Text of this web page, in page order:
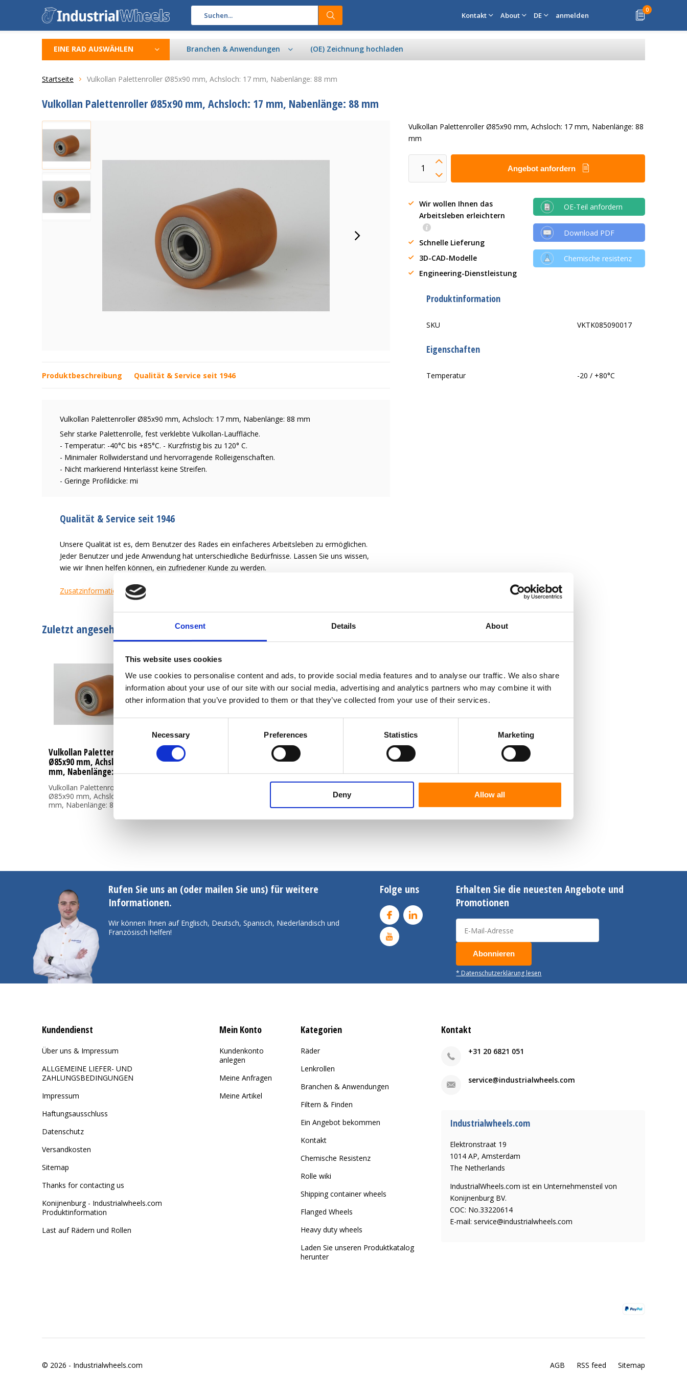
Consent Details About
This website uses cookies
We use cookies to personalise content and ads, to provide social media features and to analyse our traffic. We also share
information about your use of our site with our social media, advertising and analytics partners who may combine it with
other information that you’ve provided to them or that they’ve collected from your use of their services.
Consent
Necessary Preferences Statistics Marketing
Deny Allow all
Kontakt About DE anmelden
0
EINE RAD AUSWÄHLEN Branchen & Anwendungen (OE) Zeichnung hochladen
Startseite Vulkollan Palettenroller Ø85x90 mm, Achsloch: 17 mm, Nabenlänge: 88 mm
Vulkollan Palettenroller Ø85x90 mm, Achsloch: 17 mm, Nabenlänge: 88 mm
Produktbeschreibung Qualität & Service seit 1946
Vulkollan Palettenroller Ø85x90 mm, Achsloch: 17 mm, Nabenlänge: 88 mm
Sehr starke Palettenrolle, fest verklebte Vulkollan-Lauffläche.
- Temperatur: -40°C bis +85°C. - Kurzfristig bis zu 120° C.
- Minimaler Rollwiderstand und hervorragende Rolleigenschaften.
- Nicht markierend Hinterlässt keine Streifen.
- Geringe Profildicke: mi
Qualität & Service seit 1946
Unsere Qualität ist es, dem Benutzer des Rades ein einfacheres Arbeitsleben zu ermöglichen.
Jeder Benutzer und jede Anwendung hat unterschiedliche Bedürfnisse. Lassen Sie uns wissen,
wie wir Ihnen helfen können, ein zufriedener Kunde zu werden.
Zusatzinformation
Vulkollan Palettenroller Ø85x90 mm, Achsloch: 17 mm, Nabenlänge: 88
mm
Angebot anfordern
Wir wollen Ihnen das
Arbeitsleben erleichtern
Schnelle Lieferung
3D-CAD-Modelle
Engineering-Dienstleistung
OE-Teil anfordern
Download PDF
Chemische resistenz
Produktinformation
SKU VKTK085090017
Eigenschaften
Temperatur -20 / +80°C
Zuletzt angesehen
Vulkollan Palettenroller
Ø85x90 mm, Achsloch: 17
mm, Nabenlänge: 88 mm
Vulkollan Palettenroller
Ø85x90 mm, Achsloch: 17
mm, Nabenlänge: 88 mm
Rufen Sie uns an (oder mailen Sie uns) für weitere
Informationen.
Wir können Ihnen auf Englisch, Deutsch, Spanisch, Niederländisch und
Französisch helfen!
Folge uns
Erhalten Sie die neuesten Angebote und
Promotionen
Abonnieren
* Datenschutzerklärung lesen
Kundendienst
Über uns & Impressum
ALLGEMEINE LIEFER- UND
ZAHLUNGSBEDINGUNGEN
Impressum
Haftungsausschluss
Datenschutz
Versandkosten
Sitemap
Thanks for contacting us
Konijnenburg - Industrialwheels.com
Produktinformation
Last auf Rädern und Rollen
Mein Konto
Kundenkonto
anlegen
Meine Anfragen
Meine Artikel
Kategorien
Räder
Lenkrollen
Branchen & Anwendungen
Filtern & Finden
Ein Angebot bekommen
Kontakt
Chemische Resistenz
Rolle wiki
Shipping container wheels
Flanged Wheels
Heavy duty wheels
Laden Sie unseren Produktkatalog
herunter
Kontakt
+31 20 6821 051
service@industrialwheels.com
Industrialwheels.com
Elektronstraat 19
1014 AP, Amsterdam
The Netherlands
IndustrialWheels.com ist ein Unternehmensteil von
Konijnenburg BV.
COC: No.33220614
E-mail:service@industrialwheels.com
© 2026 - Industrialwheels.com AGB RSS feed Sitemap